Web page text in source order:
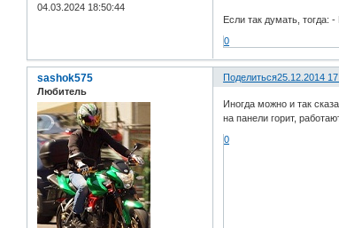
04.03.2024 18:50:44
Если так думать,
0
Поделиться25.12.2014
sashok575
Любитель
Иногда можно и так
на панели горит,
0